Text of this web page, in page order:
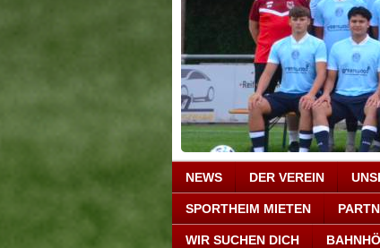
NEWS DER VEREIN
SPORTHEIM MIETEN
WIR SUCHEN DICH